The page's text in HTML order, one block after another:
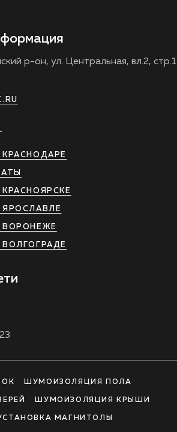
р-он, ул. Центральная, вл.2, стр.1
ШУМОИЗОЛЯЦИЯ ПОЛА
ШУМОИЗОЛЯЦИЯ КРЫШИ
МАГНИТОЛЫ